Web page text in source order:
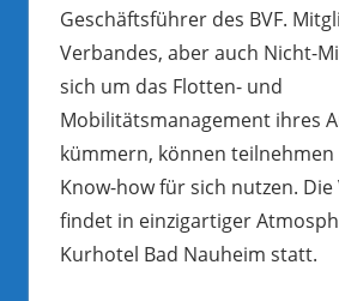
Geschäftsführer des BVF.
Verbandes, aber auch Nicht-
sich um das Flotten- und
Mobilitätsmanagement ihres
kümmern, können
Know-how für sich nutzen.
findet in einzigartiger
Kurhotel Bad Nauheim statt.